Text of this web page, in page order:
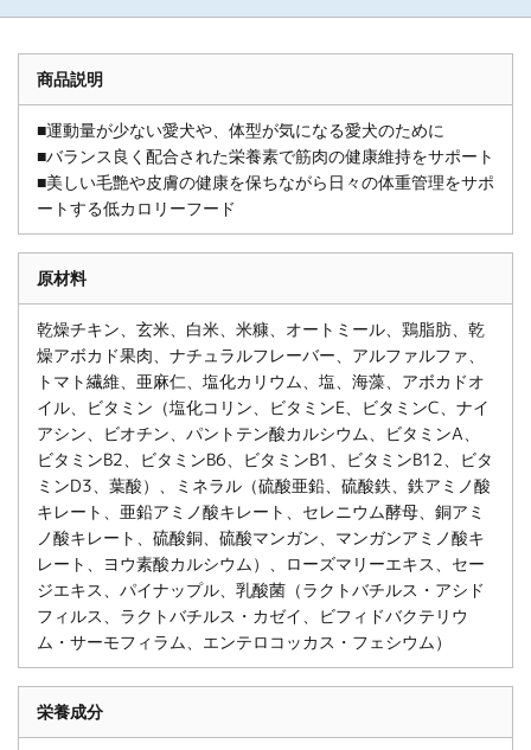
商品説明
■運動量が少ない愛犬や、体型が気になる愛犬のために
■バランス良く配合された栄養素で筋肉の健康維持をサポート
■美しい毛艶や皮膚の健康を保ちながら日々の体重管理をサポ
ートする低カロリーフード
原材料
乾燥チキン、玄米、白米、米糠、オートミール、鶏脂肪、乾
燥アボカド果肉、ナチュラルフレーバー、アルファルファ、
トマト繊維、亜麻仁、塩化カリウム、塩、海藻、アボカドオ
イル、ビタミン（塩化コリン、ビタミンE、ビタミンC、ナイ
アシン、ビオチン、パントテン酸カルシウム、ビタミンA、
ビタミンB2、ビタミンB6、ビタミンB1、ビタミンB12、ビタ
ミンD3、葉酸）、ミネラル（硫酸亜鉛、硫酸鉄、鉄アミノ酸
キレート、亜鉛アミノ酸キレート、セレニウム酵母、銅アミ
ノ酸キレート、硫酸銅、硫酸マンガン、マンガンアミノ酸キ
レート、ヨウ素酸カルシウム）、ローズマリーエキス、セー
ジエキス、パイナップル、乳酸菌（ラクトバチルス・アシド
フィルス、ラクトバチルス・カゼイ、ビフィドバクテリウ
ム・サーモフィラム、エンテロコッカス・フェシウム）
栄養成分